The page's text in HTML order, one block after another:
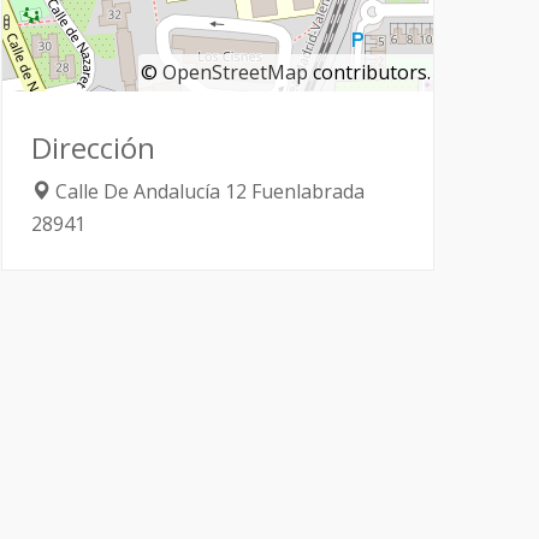
© OpenStreetMap contributors.
Dirección
Calle De Andalucía 12 Fuenlabrada
28941